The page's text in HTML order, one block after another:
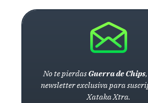
No te pierdasGuerra de Chips
newsletter exclusiva para
Xataka Xtra.